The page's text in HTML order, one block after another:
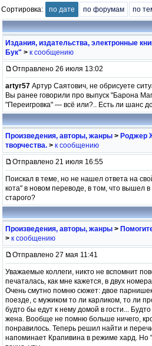
Сортировка: по дате по форумам по
Издания, издательства, электронные
Бук" > к сообщению
Отправлено 26 июля 13:02
artyr57 Артур Саятович, не обрисуете
Вы ранее говорили про выпуск "Барона
"Переигровка" — всё или?.. Есть ли шанс
Произведения, авторы, жанры > Роджер
творчества. > к сообщению
Отправлено 21 июля 16:55
Поискал в теме, но не нашел ответа на
кота" в новом переводе, в том, что вышел
старого?
Произведения, авторы, жанры >
> к сообщению
Отправлено 27 мая 11:41
Уважаемые коллеги, никто не вспомнит
печаталась, как мне кажется, в двух
Очень смутно помню сюжет: двое
поезде, с мужиком то ли карликом, то ли
будто бы едут к нему домой в гости...
жена. Вообще не помню больше ничего,
понравилось. Теперь решил найти и
напоминает Крапивина в режиме хард. Но